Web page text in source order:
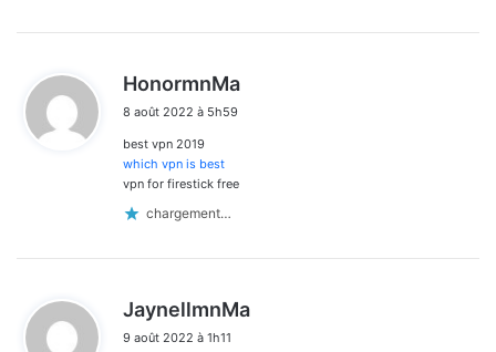
HonormnMa
8 août 2022 à 5h59
best vpn 2019
which vpn is best
vpn for firestick free
chargement…
JaynellmnMa
9 août 2022 à 1h11